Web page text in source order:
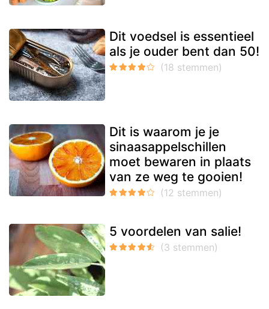
Dit voedsel is essentieel
als je ouder bent dan 50!
Dit is waarom je je
sinaasappelschillen
moet bewaren in plaats
van ze weg te gooien!
5 voordelen van salie!